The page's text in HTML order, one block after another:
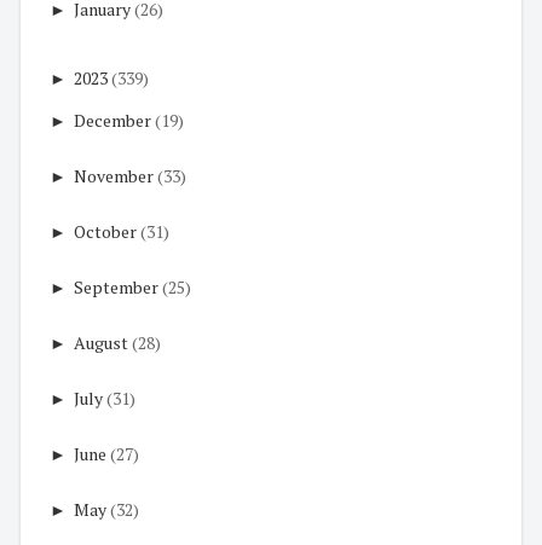
► January(26)
► 2023(339)
► December(19)
► November(33)
► October(31)
► September(25)
► August(28)
► July(31)
► June (27)
► May(32)